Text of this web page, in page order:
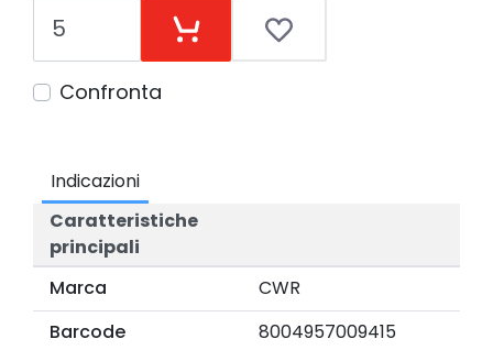
Confronta
Indicazioni
Caratteristiche
principali
Marca
CWR
Barcode
8004957009415